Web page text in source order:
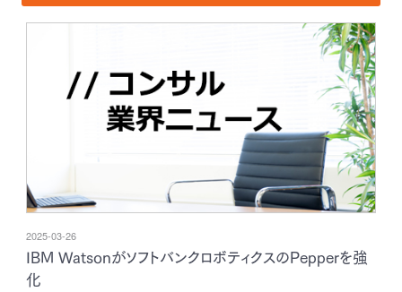
2025-03-26
IBM WatsonがソフトバンクロボティクスのPepperを強
化